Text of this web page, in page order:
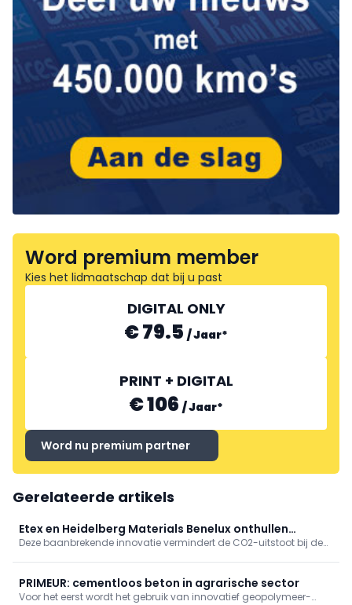
Word premium member
Kies het lidmaatschap dat bij u past
DIGITAL ONLY
€ 79.5 /Jaar*
PRINT + DIGITAL
€ 106 /Jaar*
Word nu premium partner
Gerelateerde artikels
Etex en Heidelberg Materials Benelux onthullen
primeur
Deze baanbrekende innovatie vermindert de CO2-uitstoot bij de
PRIMEUR: cementloos beton in agrarische sector
Voor het eerst wordt het gebruik van innovatief geopolymeer-